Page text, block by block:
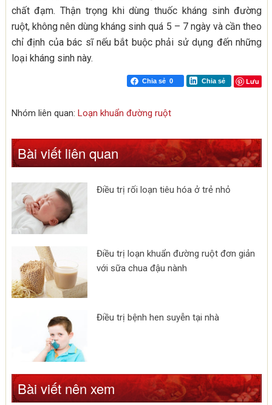
chất đạm. Thận trọng khi dùng thuốc kháng sinh đường
ruột, không nên dùng kháng sinh quá 5 – 7 ngày và cần theo
chỉ định của bác sĩ nếu bắt buộc phải sử dụng đến những
loại kháng sinh này.
Chia sẻ 0 Chia sẻ Lưu
Nhóm liên quan: Loạn khuẩn đường ruột
Bài viết liên quan
Điều trị rối loạn tiêu hóa ở trẻ nhỏ
Điều trị loạn khuẩn đường ruột đơn giản
với sữa chua đậu nành
Điều trị bệnh hen suyễn tại nhà
Bài viết nên xem